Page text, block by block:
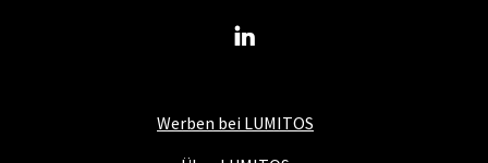
Werben bei LUMITOS